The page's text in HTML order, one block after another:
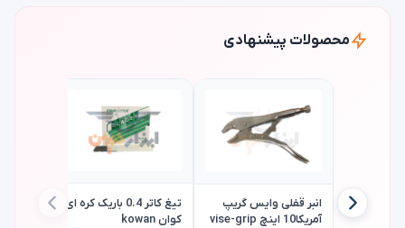
محصولات پیشنهادی
انبر قفلی وایس گریپ
آمریکا10 اینچ vise-grip
تیغ کاتر 0.4 باریک کره ای
کوان kowan